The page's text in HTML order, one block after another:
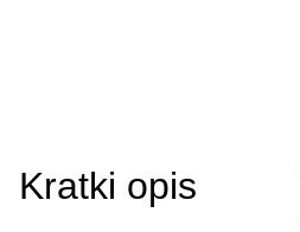
Kratki opis